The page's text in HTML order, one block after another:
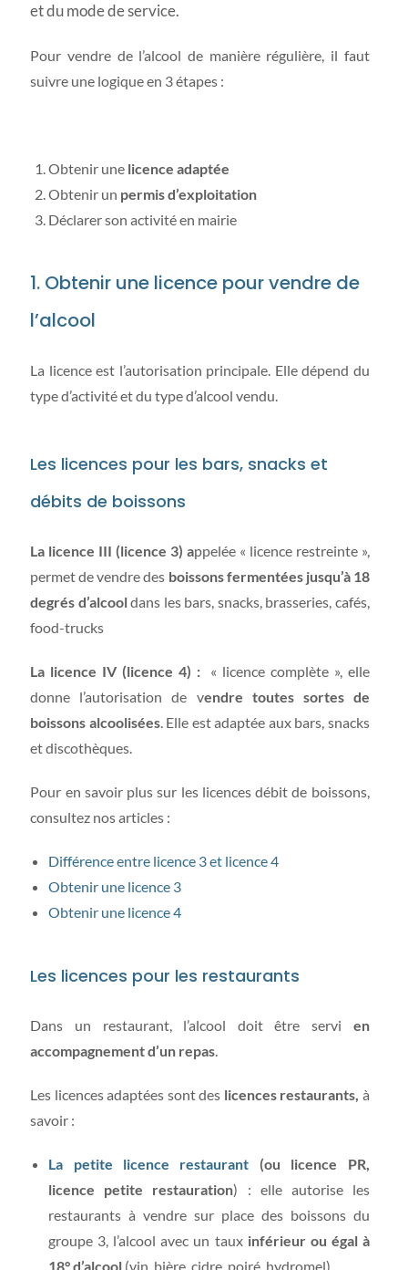
et du mode de service.
Pour vendre de l’alcool de manière régulière, il faut
suivre une logique en 3 étapes :
Obtenir une licence adaptée
Obtenir un permis d’exploitation
Déclarer son activité en mairie
1. Obtenir une licence pour vendre de
l’alcool
La licence est l’autorisation principale. Elle dépend du
type d’activité et du type d’alcool vendu.
Les licences pour les bars, snacks et
débits de boissons
La licence III (licence 3) appelée « licence restreinte »,
permet de vendre des boissons fermentées jusqu’à 18
degrés d’alcooldans les bars, snacks, brasseries, cafés,
food-trucks
La licence IV (licence 4) :« licence complète », elle
donne l’autorisation de vendre toutes sortes de
boissons alcoolisées. Elle est adaptée aux bars, snacks
et discothèques.
Pour en savoir plus sur les licences débit de boissons,
consultez nos articles :
Différence entre licence 3 et licence 4
Obtenir une licence 3
Obtenir une licence 4
Les licences pour les restaurants
Dans un restaurant, l’alcool doit être servi en
accompagnement d’un repas.
Les licences adaptées sont des licences restaurants, à
savoir :
La petite licence restaurant (ou licence PR,
licence petite restauration) : elle autorise les
restaurants à vendre sur place des boissons du
groupe 3, l’alcool avec un taux inférieur ou égal à
18° d’alcool (vin, bière, cidre, poiré, hydromel).